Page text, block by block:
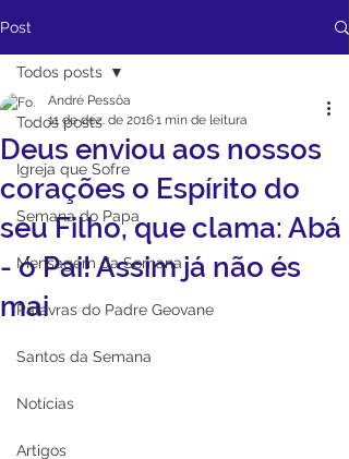
Post
Todos posts
Igreja que Sofre
Semana do Papa
Mensagem da Semana
Palavras do Padre Geovane
Santos da Semana
Notícias
Artigos
Todos posts
Deus enviou aos nossos
corações o Espírito do
seu Filho, que clama: Abá
- ó Pai! Assim já não és
mai
André Pessôa
11 de dez. de 20161 min de leitura